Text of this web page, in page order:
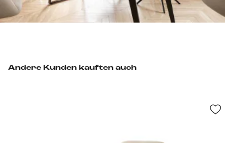
Andere Kunden kauften auch